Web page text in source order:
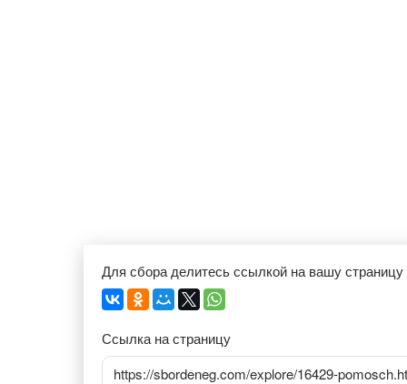
Для сбора делитесь ссылкой на вашу страницу
Ссылка на страницу
https://sbordeneg.com/explore/16429-